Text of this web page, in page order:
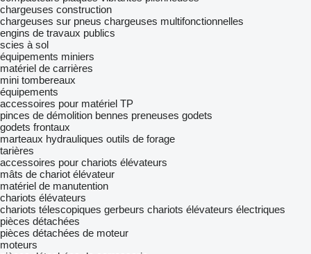
chargeuses construction
chargeuses sur pneus chargeuses multifonctionnelles
engins de travaux publics
scies à sol
équipements miniers
matériel de carrières
mini tombereaux
équipements
accessoires pour matériel TP
pinces de démolition bennes preneuses godets
godets frontaux
marteaux hydrauliques outils de forage
tarières
accessoires pour chariots élévateurs
mâts de chariot élévateur
matériel de manutention
chariots élévateurs
chariots télescopiques gerbeurs chariots élévateurs électriques
pièces détachées
pièces détachées de moteur
moteurs